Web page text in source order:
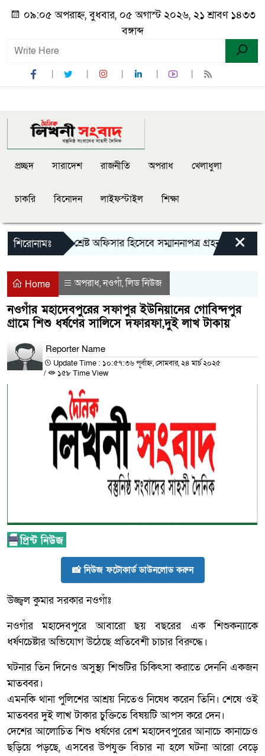
০৯:০৫ অপরাহ্ন, বুধবার, ০৫ অগাস্ট ২০২৬, ২১ শ্রাবণ ১৪৩৩
বঙ্গাব্দ
প্রচ্ছদ সারাদেশ রাজনীতি অপরাধ খেলাধুলা
চাকরি বিনোদন লাইফস্টাইল শিক্ষা
শিরোনামঃ
রেঞ্জের মধ্যে শ্রেষ্ট অফিসার হিসেবে সম্মাননাপত্র গ্রহন করেন
×
Home অপরাধ,নওগাঁ,লিড নিউজ
নওগাঁর মহাদেবপুরের সফাপুর ইউনিয়ানের গোবিন্দপুর
গ্রামে শিশু ধর্ষণের সালিসে দফারফা,দুই লাখ টাকায়
Reporter Name
Update Time : ১০:৫৭:৩৬ পূর্বাহ্ন, সোমবার, ২৪ মার্চ ২০২৫
/
১৫৮ Time View
📸 নিউজ ফটোকার্ড ডাউনলোড করুন
উজ্জ্বল কুমার সরকার নওগাঁঃ
নওগাঁর মহাদেবপুরে আবারো ছয় বছরের এক শিশুকন্যাকে
ধর্ষণচেষ্টার অভিযোগ উঠেছে প্রতিবেশী চাচার বিরুদ্ধে।
ঘটনার তিন দিনেও অসুস্থ্য শিশুটির চিকিৎসা করাতে দেননি একজন
মাতব্বর।
এমনকি থানা পুলিশের আশ্রয় নিতেও নিষেধ করেন তিনি। শেষে ওই
মাতব্বর দুই লাখ টাকার চুক্তিতে বিষয়টি আপস করে দেন।
দেশের আলোচিত শিশু ধর্ষণের রেশ মহাদেবপুরের আনাচে কানাচেও
ছড়িয়ে পড়ছে, এসবের উপযুক্ত বিচার না হলে ঘটনা আরো বেড়ে